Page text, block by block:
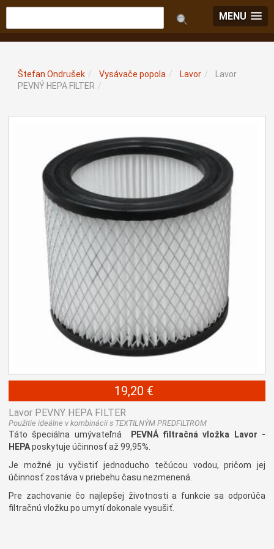
MENU
Štefan Ondrušek / Vysávače popola / Lavor /
Lavor
PEVNÝ HEPA FILTER /
19,20 €
Lavor PEVNÝ HEPA FILTER
Použitie ideálne v kombinácii s TEXTILNÝM PREDFILTROM
Táto špeciálna umývateľná
PEVNÁ filtračná vložka Lavor -
HEPAposkytuje účinnosť až 99,95%.
Je možné ju vyčistiť jednoducho tečúcou vodou, pričom jej
účinnosť zostáva v priebehu času nezmenená.
Pre zachovanie čo najlepšej životnosti a funkcie sa odporúča
filtračnú vložku po umytí dokonale vysušiť.